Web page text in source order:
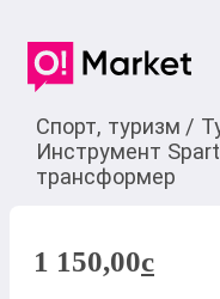
Спорт, туризм /
Инструмент
трансформер
1 150,00c